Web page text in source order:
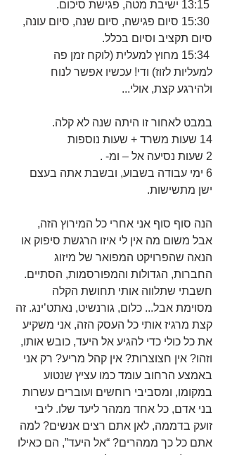
15:30 סיום פגישה, סיום שנה, סיום עונה,
סיום תקציב וסיום בכלל.
15:34 מחוץ למעלית (לוקח זמן פה
למעליות לזוז) ודי! עכשיו אפשר לנוח
ולהירגע קצת, אולי...
במבט לאחור זו היתה שנה לא קלה.
14 שעות משרד + שעות נוספות
2 שעות נסיעה אל – ומ- .
6 ימי עבודה בשבוע, ובשבת אתה בעצם
ישן מתשישות.
הנה סוף סוף אני אחרי כל המירוץ הזה,
אבל משום מה אין לי איזו הרגשת סיפוק או
הנאה שהפרויקט המפואר של מיזוג
החברות, הגדולות והמפורסמות, הסתיים.
חשבתי שתלווה אותי תחושת הקלה
מסוימת אבל... כלום, גורנשיט, נאתט’ינג. זה
קצת מרגיז אותי כל העסק הזה, אני משקיע
את כל כולי כדי להגיע אל היעד, כובש אותו,
וזהו? אין חצוצרות? אין קהל מריע? רק אני
באמצע הרחוב עומד כמו עציץ שנטוע
במקומו, ומסביבי רוחשים ועוברים עשרות
בני אדם, כל אחד ממהר ליעד שלו. ליבי
זועק בדממה, לאן אתם רצים אנשים? למה
אתם כל כך ממהרים? “אל היעד”, הם כאילו